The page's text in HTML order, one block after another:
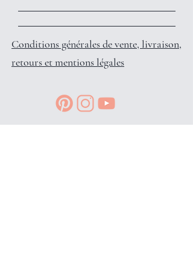
Conditions générales de vente, livraison,
retours et mentions légales